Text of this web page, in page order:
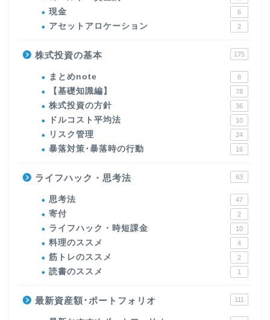
現金 6
アセットアロケーション 2
株式投資の基本 175
まとめnote 8
【基礎知識編】 78
株式投資の方針 36
ドルコスト平均法 10
リスク管理 24
暴落対策･暴落時の行動 16
ライフハック・思考法 63
思考法 47
寄付 2
ライフハック・時短課金 10
料理のススメ 4
筋トレのススメ 2
読書のススメ 1
最新資産額･ポートフォリオ 111